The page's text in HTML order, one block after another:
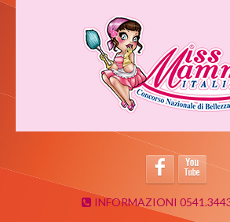
INFORMAZIONI